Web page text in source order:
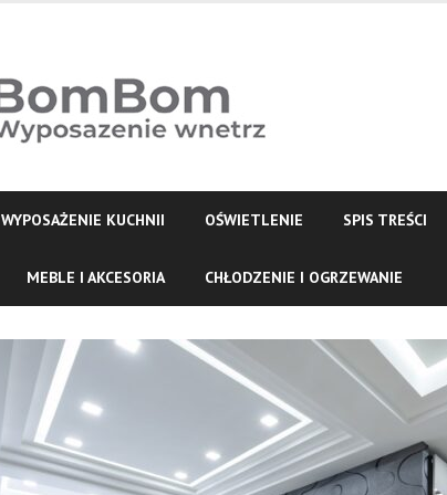
WYPOSAŻENIE KUCHNII OŚWIETLENIE SPIS TREŚCI
MEBLE I AKCESORIA CHŁODZENIE I OGRZEWANIE